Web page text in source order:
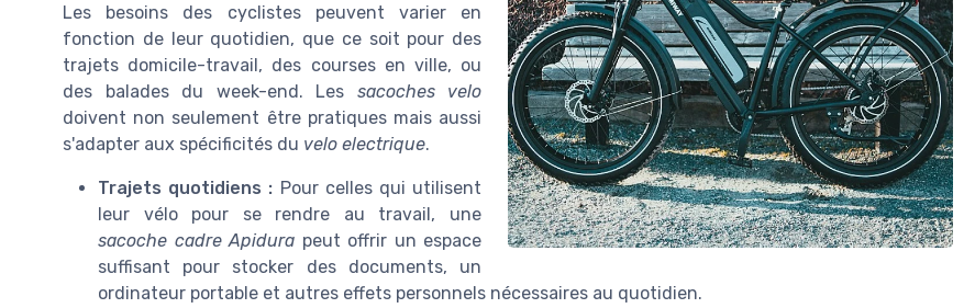
Les besoins des cyclistes peuvent varier en
fonction de leur quotidien, que ce soit pour des
trajets domicile-travail, des courses en ville, ou
des balades du week-end. Les sacoches velo
doivent non seulement être pratiques mais aussi
s'adapter aux spécificités du velo electrique.
Trajets quotidiens : Pour celles qui utilisent
leur vélo pour se rendre au travail, une
sacoche cadre Apidura peut offrir un espace
suffisant pour stocker des documents, un
ordinateur portable et autres effets personnels nécessaires au quotidien.